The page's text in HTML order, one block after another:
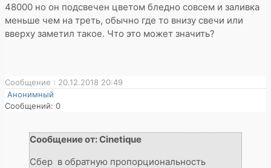
48000 но он подсвечен цветом бледно совсем и заливка
меньше чем на треть, обычно где то внизу свечи или
вверху заметил такое. Что это может значить?
Сообщение : 20.12.2018 20:49
Анонимный
Сообщений: 0
Сообщение от: Cinetique
Сбер в обратную пропорциональность